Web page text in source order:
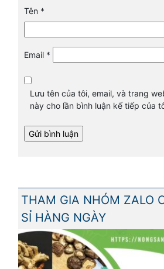
Tên *
Email *
Lưu tên của tôi, email, và trang
này cho lần bình luận kế tiếp của
THAM GIA NHÓM ZALO
SỈ HÀNG NGÀY